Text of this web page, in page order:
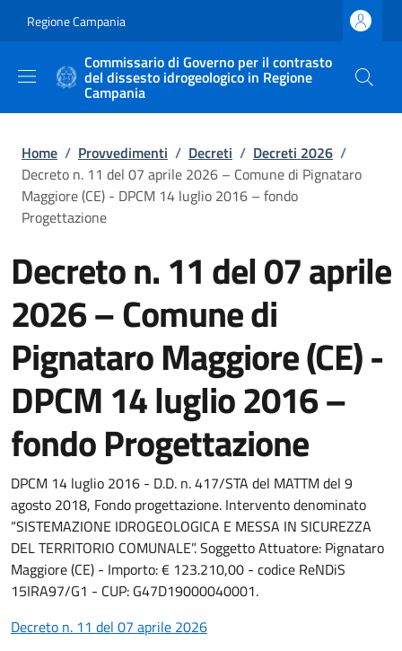
Regione Campania
Commissario di Governo per il contrasto
del dissesto idrogeologico in Regione
Campania
Briciole di pane
Home / Provvedimenti / Decreti / Decreti 2026 /
Decreto n. 11 del 07 aprile 2026 – Comune di Pignataro
Maggiore (CE) - DPCM 14 luglio 2016 – fondo
Progettazione
Decreto n. 11 del 07 aprile
2026 – Comune di
Pignataro Maggiore (CE) -
DPCM 14 luglio 2016 –
fondo Progettazione
DPCM 14 luglio 2016 - D.D. n. 417/STA del MATTM del 9
agosto 2018, Fondo progettazione. Intervento denominato
“SISTEMAZIONE IDROGEOLOGICA E MESSA IN SICUREZZA
DEL TERRITORIO COMUNALE”. Soggetto Attuatore: Pignataro
Maggiore (CE) - Importo: € 123.210,00 - codice ReNDiS
15IRA97/G1 - CUP: G47D19000040001.
Decreto n. 11 del 07 aprile 2026